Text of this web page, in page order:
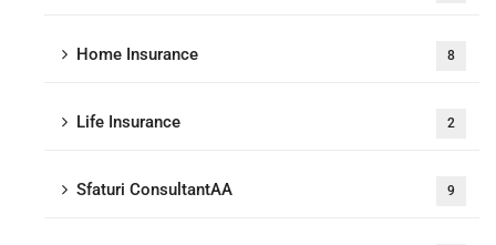
Home Insurance 8
Life Insurance 2
Sfaturi ConsultantAA 9